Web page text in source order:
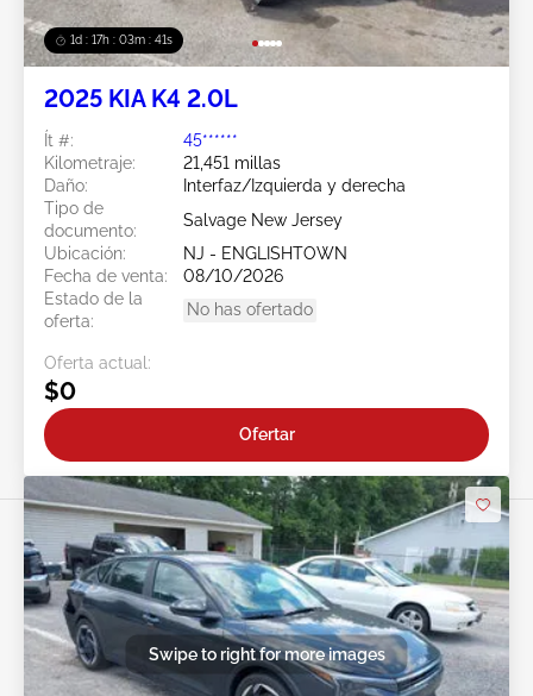
1d : 17h : 03m : 38s
2025 KIA K4 2.0L
Ít #:
45******
Kilometraje:
21,451 millas
Daño:
Interfaz/Izquierda y derecha
Tipo de
documento:
Salvage New Jersey
Ubicación:
NJ - ENGLISHTOWN
Fecha de venta:
08/10/2026
Estado de la
oferta:
No has ofertado
Oferta actual:
$0
Ofertar
Swipe to right for more images